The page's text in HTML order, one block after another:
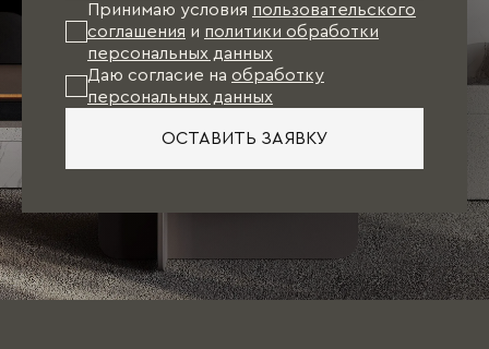
Принимаю условия пользовательского
соглашения и политики обработки
персональных данных
Даю согласие на обработку
персональных данных
ОСТАВИТЬ ЗАЯВКУ